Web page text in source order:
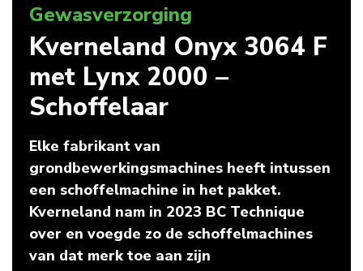
Gewasverzorging
Kverneland Onyx 3064 F
met Lynx 2000 –
Schoffelaar
Elke fabrikant van
grondbewerkingsmachines heeft intussen
een schoffelmachine in het pakket.
Kverneland nam in 2023 BC Technique
over en voegde zo de schoffelmachines
van dat merk toe aan zijn